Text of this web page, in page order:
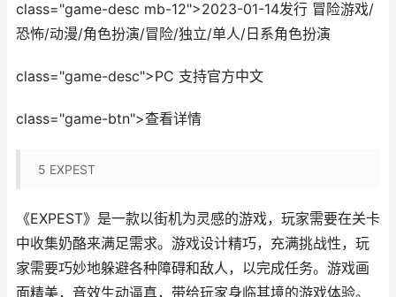
class="game-desc mb-12">2023-01-14发行 冒险游戏/
恐怖/动漫/角色扮演/冒险/独立/单人/日系角色扮演
class="game-desc">PC 支持官方中文
class="game-btn">查看详情
5 EXPEST
《EXPEST》是一款以街机为灵感的游戏，玩家需要在关卡
中收集奶酪来满足需求。游戏设计精巧，充满挑战性，玩
家需要巧妙地躲避各种障碍和敌人，以完成任务。游戏画
面精美，音效生动逼真，带给玩家身临其境的游戏体验。